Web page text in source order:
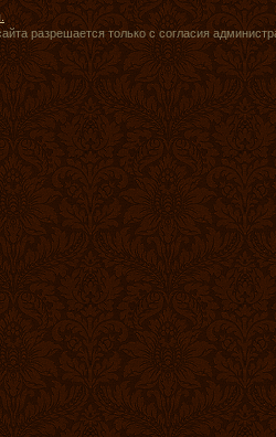
разрешается только с согласия